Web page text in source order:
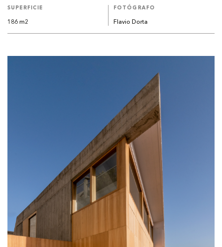
SUPERFICIE
186 m2
FOTÓGRAFO
Flavio Dorta